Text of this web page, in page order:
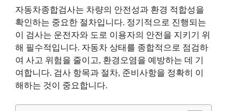
자동차종합검사는 차량의 안전성과 환경 적합성을
확인하는 중요한 절차입니다. 정기적으로 진행되는
이 검사는 운전자와 도로 이용자의 안전을 지키기 위
해 필수적입니다. 자동차 상태를 종합적으로 점검하
여 사고 위험을 줄이고, 환경오염을 예방하는 데 기
여합니다. 검사 항목과 절차, 준비사항을 정확히 이
해하는 것이 중요합니다.